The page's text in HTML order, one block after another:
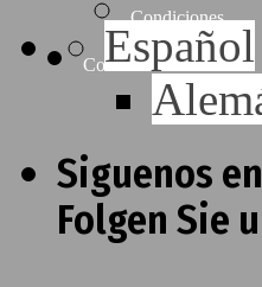
Condiciones
Contacto
Español
Siguenos
Folgen Sie